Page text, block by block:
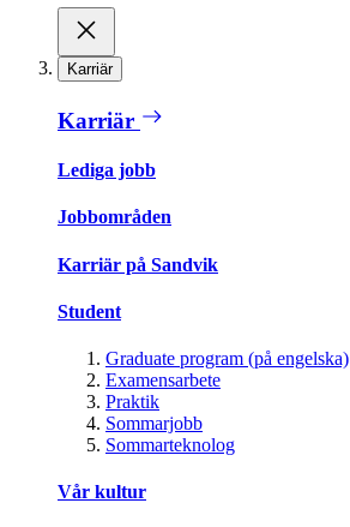
Karriär
Karriär
Lediga jobb
Jobbområden
Karriär på Sandvik
Student
Graduate program (på engelska)
Examensarbete
Praktik
Sommarjobb
Sommarteknolog
Vår kultur